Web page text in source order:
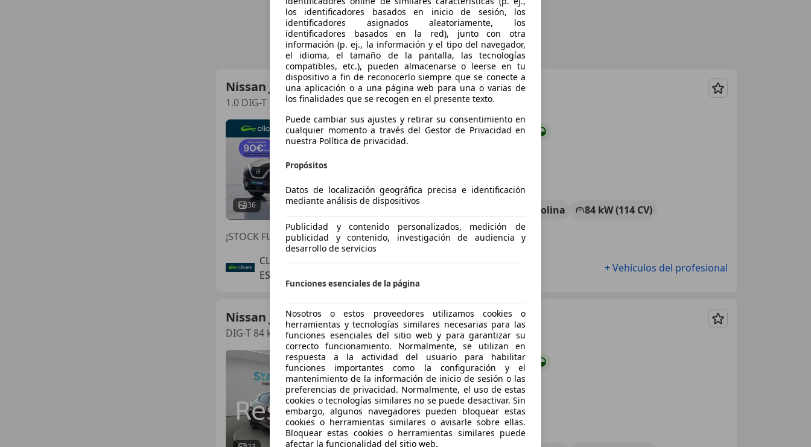
Nissan Juke
1.0 DIG-T N-Connecta 4x2 DCT 7 84kW
Guardar
36
€ 18.190 Buenprecio
Gasolina
84 kW (114 CV)
¡STOCK FUERA! Hasta -45% dto sobre financiación!
CLICARS MADRID
ES-28021 MADRID
+ Vehículos del profesional
Nissan Juke
DIG-T 84 kW
Guardar
€ 17.840 Buen precio
los identificadores basados en inicio de sesión, los
identificadores asignados aleatoriamente, los
identificadores basados en la red), junto con otra
información (p. ej., la información y el tipo del navegador,
el idioma, el tamaño de la pantalla, las tecnologías
compatibles, etc.), pueden almacenarse o leerse en tu
dispositivo a fin de reconocerlo siempre que se conecte a
una aplicación o a una página web para una o varias de
los finalidades que se recogen en el presente texto.
Puede cambiar sus ajustes y retirar su consentimiento en
cualquier momento a través del Gestor de Privacidad en
nuestra Política de privacidad.
Propósitos
Datos de localización geográfica precisa e identificación
mediante análisis de dispositivos
Publicidad y contenido personalizados, medición de
publicidad y contenido, investigación de audiencia y
desarrollo de servicios
Funciones esenciales de la página
Nosotros o estos proveedores utilizamos cookies o
herramientas y tecnologías similares necesarias para las
funciones esenciales del sitio web y para garantizar su
correcto funcionamiento. Normalmente, se utilizan en
respuesta a la actividad del usuario para habilitar
funciones importantes como la configuración y el
mantenimiento de la información de inicio de sesión o las
preferencias de privacidad. Normalmente, el uso de estas
cookies o tecnologías similares no se puede desactivar. Sin
embargo, algunos navegadores pueden bloquear estas
cookies o herramientas similares o avisarle sobre ellas.
Bloquear estas cookies o herramientas similares puede
afectar la funcionalidad del sitio web.